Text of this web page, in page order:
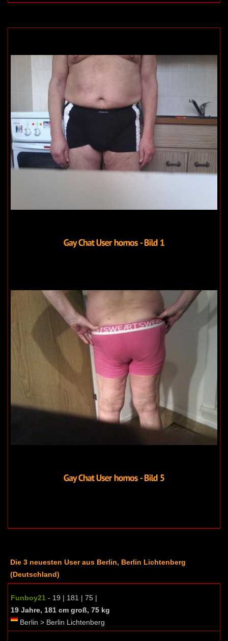
Die 3 neuesten User aus Berlin, Berlin Lichtenberg
(Deutschland)
Funboy21 - 19 | 181 | 75 |
19 Jahre, 181 cm groß, 75 kg
Berlin > Berlin Lichtenberg